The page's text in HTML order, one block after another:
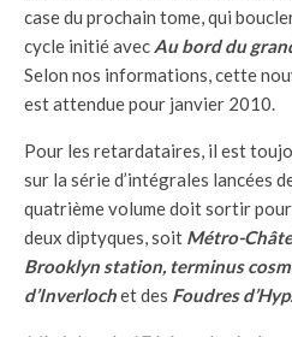
case du prochain tome, qui
cycle initié avec Au bord du
Selon nos informations, cette
est attendue pour janvier 2010.
Pour les retardataires, il est
sur la série d’intégrales lancées
quatrième volume doit sortir
deux diptyques, soit Métro-
Brooklyn station, terminus
d’Inverlochet des Foudres